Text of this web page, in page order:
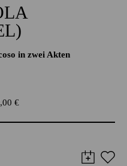
in zwei Akten
€